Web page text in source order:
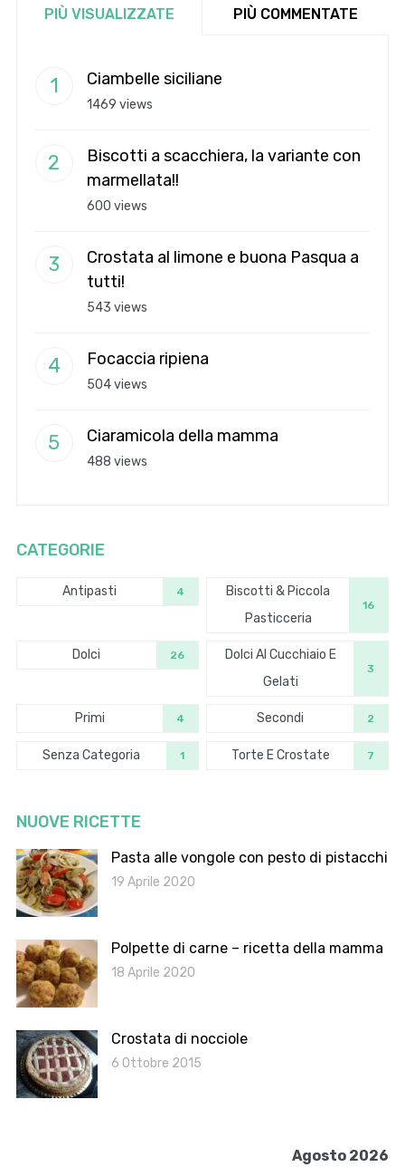
PIÙ VISUALIZZATE PIÙ COMMENTATE
Ciambelle siciliane
1469 views
Biscotti a scacchiera, la variante con
marmellata!!
600 views
Crostata al limone e buona Pasqua a
tutti!
543 views
Focaccia ripiena
504 views
Ciaramicola della mamma
488 views
CATEGORIE
Antipasti 4
Biscotti & Piccola
Pasticceria
16
Dolci 26
Dolci Al Cucchiaio E
Gelati
3
Primi 4 Secondi 2
Senza Categoria 1 Torte E Crostate 7
NUOVE RICETTE
Pasta alle vongole con pesto di pistacchi
19 Aprile 2020
Polpette di carne – ricetta della mamma
18 Aprile 2020
Crostata di nocciole
6 Ottobre 2015
Agosto 2026